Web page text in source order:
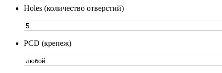
Holes (количество отверстий)
PCD (крепеж)